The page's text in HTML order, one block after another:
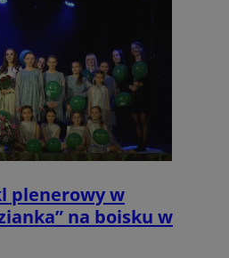
plenerowy w
na boisku w